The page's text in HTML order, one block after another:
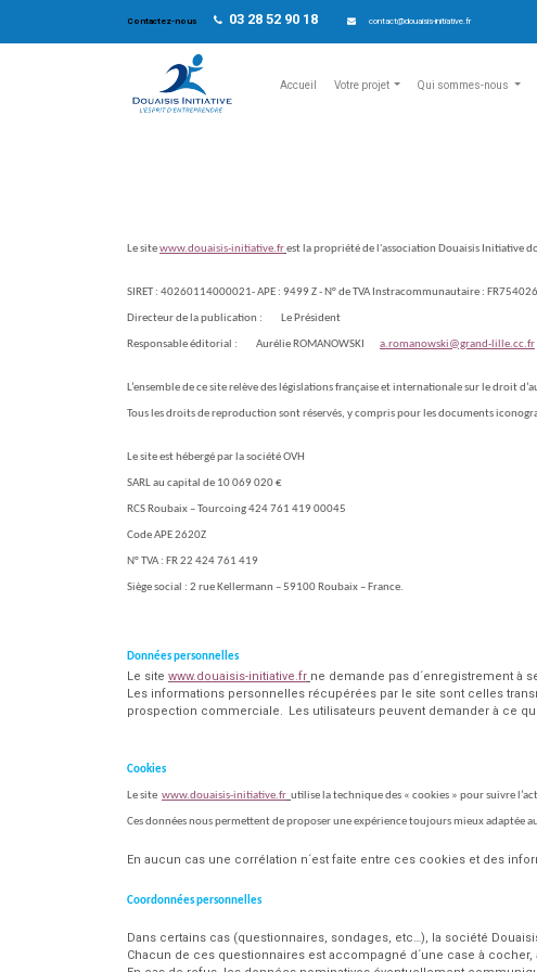
Contactez-nous 03 28 52 90 18 contact@douaisis-initiative.fr
Accueil Votre projet Qui sommes-nous
Le sitewww.douaisis-initiative.frest la propriété de l'association Douaisis Initiative
SIRET : 40260114000021- APE : 9499 Z - N° de TVA Instracommunautaire :
Directeur de la publication : Le Président
Responsable éditorial : Aurélie ROMANOWSKI a.romanowski@grand-lille.cc.fr
L’ensemble de ce site relève des législations française et internationale sur le droit
Tous les droits de reproduction sont réservés, y compris pour les documents
Le site est hébergé par la société OVH
SARL au capital de 10 069 020 €
RCS Roubaix – Tourcoing 424 761 419 00045
Code APE 2620Z
N° TVA : FR 22 424 761 419
Siège social : 2 rue Kellermann – 59100 Roubaix – France.
Données personnelles
Le site www.douaisis-initiative.fr ne demande pas d´enregistrement à
Les informations personnelles récupérées par le site sont celles
prospection commerciale.
Les utilisateurs peuvent demander à ce
Cookies
Le site www.douaisis-initiative.fr utilise la technique des « cookies » pour suivre
Ces données nous permettent de proposer une expérience toujours mieux adaptée
En aucun cas une corrélation n´est faite entre ces cookies et des
Coordonnées personnelles
Dans certains cas (questionnaires, sondages, etc…), la société
Chacun de ces questionnaires est accompagné d´une case à